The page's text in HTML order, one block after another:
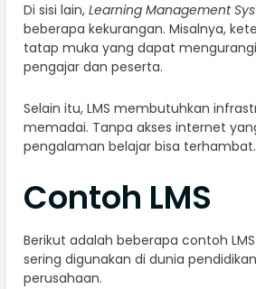
Di sisi lain, Learning Management
beberapa kekurangan. Misalnya,
tatap muka yang dapat
pengajar dan peserta.
Selain itu, LMS membutuhkan
memadai. Tanpa akses internet
pengalaman belajar bisa terhambat.
Contoh LMS
Berikut adalah beberapa contoh
sering digunakan di dunia
perusahaan.